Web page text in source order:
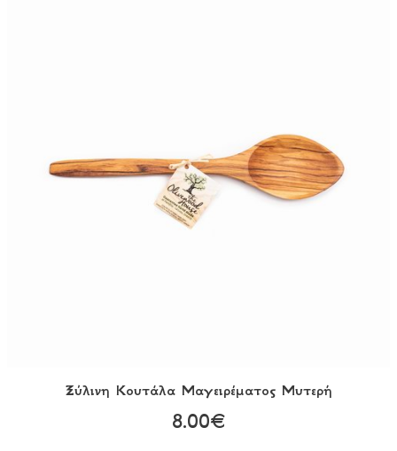
Ξύλινη Κουτάλα Mαγειρέματος Μυτερή
8.00€